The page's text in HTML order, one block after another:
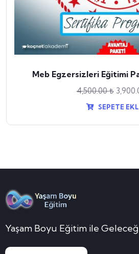
Meb Egzersizleri Eğitimi
4,500.00₺
SEPETE
Yaşam Boyu Eğitim ile